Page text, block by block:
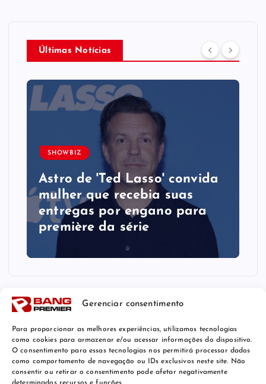
Gerenciar consentimento
Para proporcionar as melhores experiências, utilizamos tecnologias
como cookies para armazenar e/ou acessar informações do dispositivo.
O consentimento para essas tecnologias nos permitirá processar dados
como comportamento de navegação ou IDs exclusivos neste site. Não
consentir ou retirar o consentimento pode afetar negativamente
Últimas Notícias
SHOWBIZ
Astro de 'Ted Lasso' convida
mulher que recebia suas
entregas por engano para
première da série